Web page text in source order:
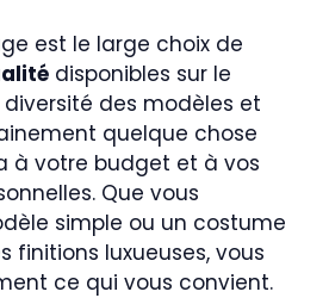
est le large choix de
disponibles sur le
des modèles et
quelque chose
à votre budget et à vos
Que vous
simple ou un costume
finitions luxueuses, vous
ce qui vous convient.